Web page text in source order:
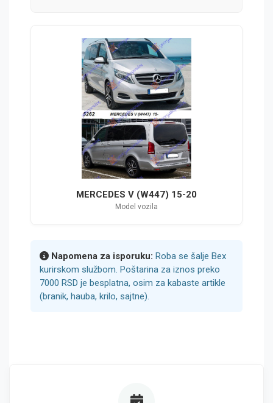
MERCEDES V (W447) 15-20
Model vozila
Napomena za isporuku: Roba se šalje Bex
kurirskom službom. Poštarina za iznos preko
7000 RSD je besplatna, osim za kabaste artikle
(branik, hauba, krilo, sajtne).